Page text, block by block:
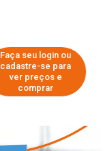
Faça seu login ou
cadastre-se para
ver preços e
comprar